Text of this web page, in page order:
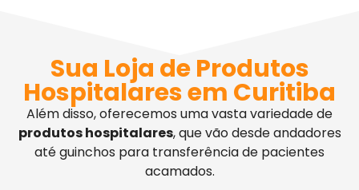
Sua Loja de Produtos
Hospitalares em Curitiba
Além disso, oferecemos uma vasta variedade de
produtos hospitalares, que vão desde andadores
até guinchos para transferência de pacientes
acamados.